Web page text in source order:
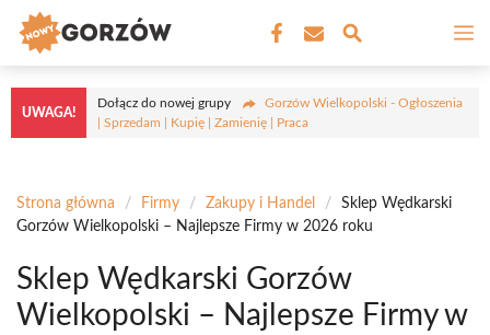
Przejdź
treści
UWAGA!
Dołącz do nowej grupy
Gorzów Wielkopolski - Ogłoszenia
| Sprzedam | Kupię | Zamienię | Praca
Strona główna / Firmy / Zakupy i Handel /
Sklep Wędkarski
Gorzów Wielkopolski – Najlepsze Firmy w 2026 roku
Sklep Wędkarski Gorzów
Wielkopolski – Najlepsze Firmy w